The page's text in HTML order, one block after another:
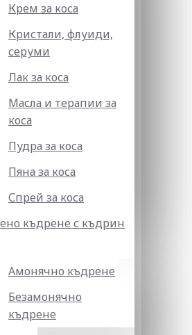
Крем за коса
Кристали, флуиди,
серуми
Лак за коса
Масла и терапии за
коса
Пудра за коса
Пяна за коса
Спрей за коса
къдрене с къдрин
Амонячно къдрене
Безамонячно
къдрене